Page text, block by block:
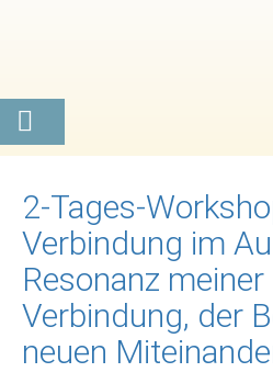
2-Tages-
Verbindung im
Resonanz
Verbindung, der
neuen